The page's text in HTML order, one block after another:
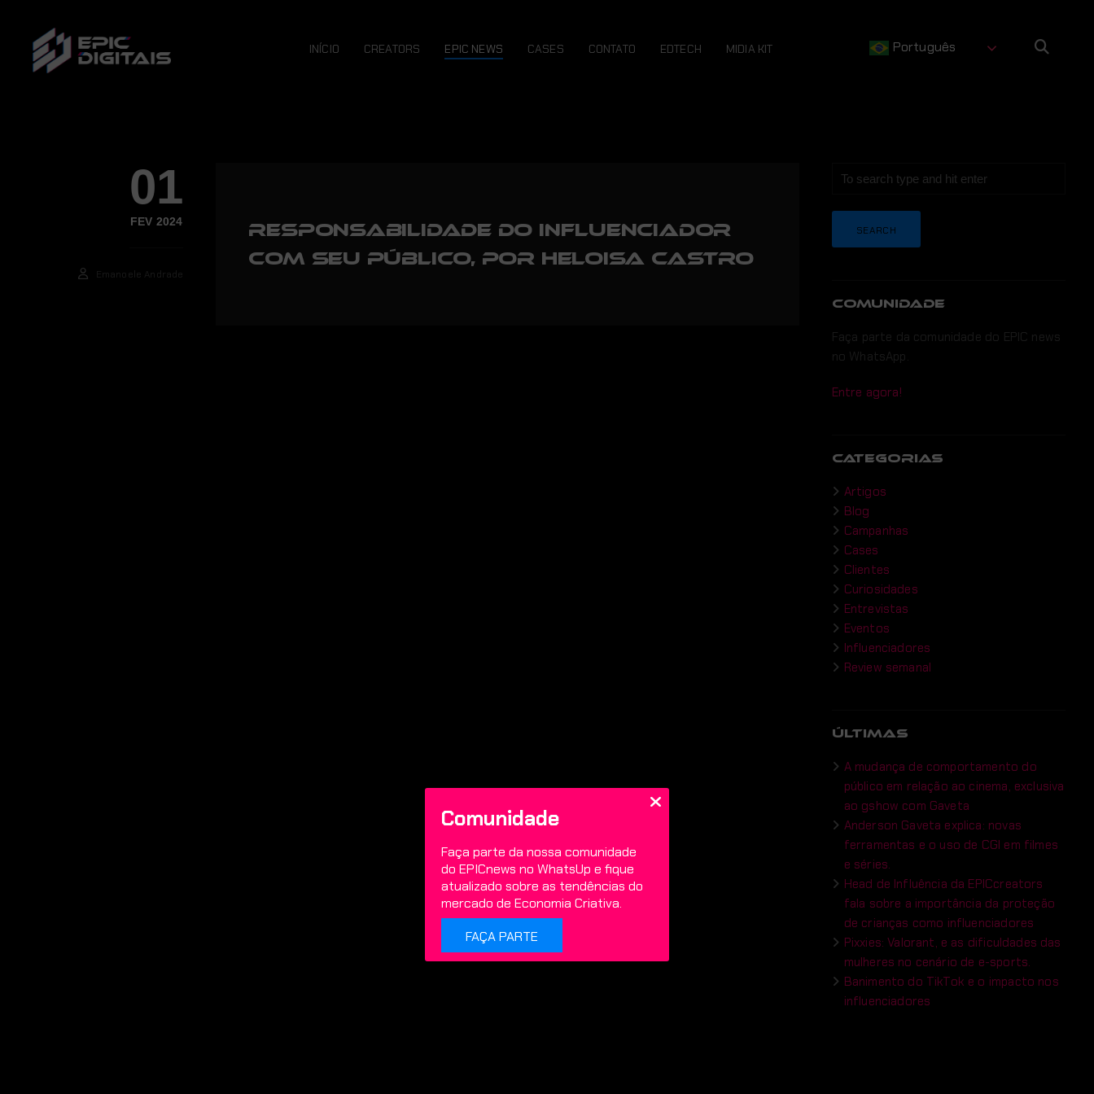
INÍCIO CREATORS EPIC NEWS CASES CONTATO EDTECH MIDIA KIT
01
FEV 2024
Responsabilidade do influenciador
com seu público, por Heloisa Castro
COMUNIDADE
Faça parte da comunidade do EPIC news
no WhatsApp.
Entre agora!
CATEGORIAS
Artigos
Blog
Campanhas
Cases
Clientes
Curiosidades
Entrevistas
Eventos
Influenciadores
Review semanal
ÚLTIMAS
A mudança de comportamento do
público em relação ao cinema, exclusiva
ao gshow com Gaveta
Anderson Gaveta explica: novas
ferramentas e o uso de CGI em filmes
e séries.
Head de Influência da EPICcreators
fala sobre a importância da proteção
de crianças como influenciadores
Pixxies: Valorant, e as dificuldades das
mulheres no cenário de e-sports.
Banimento do TikTok e o impacto nos
influenciadores
Português
Comunidade
Faça parte da nossa comunidade
do EPICnews no WhatsUp e fique
atualizado sobre as tendências do
mercado de Economia Criativa.
FAÇA PARTE